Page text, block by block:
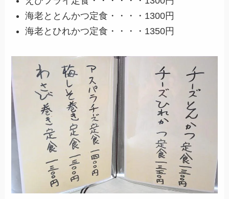
海老ととんかつ定食・・・・1300円
海老とひれかつ定食・・・・1350円